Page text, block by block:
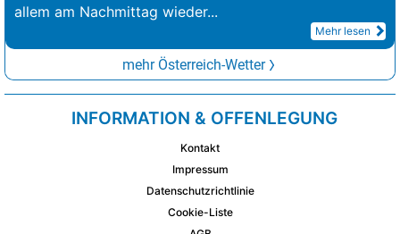
allem am Nachmittag wieder...
Mehr lesen
mehr Österreich-Wetter
INFORMATION & OFFENLEGUNG
Kontakt
Impressum
Datenschutzrichtlinie
Cookie-Liste